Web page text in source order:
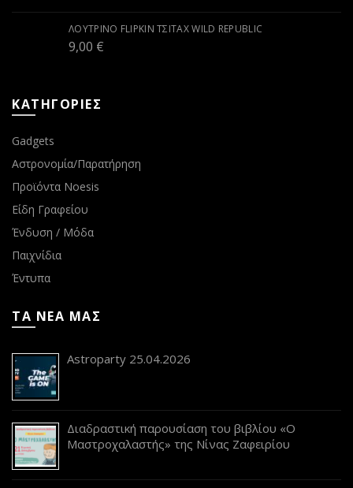
ΛΟΎΤΡΙΝΟ FLIPKIN ΤΣΙΤΆΧ WILD REPUBLIC
9,00 €
ΚΑΤΗΓΟΡΙΕΣ
Gadgets
Αστρονομία/Παρατήρηση
Προϊόντα Noesis
Είδη Γραφείου
Ένδυση / Μόδα
Παιχνίδια
Έντυπα
ΤΑ ΝΕΑ ΜΑΣ
Astroparty 25.04.2026
Διαδραστική παρουσίαση του βιβλίου «Ο
Μαστροχαλαστής» της Νίνας Ζαφειρίου